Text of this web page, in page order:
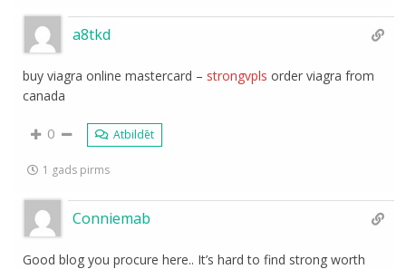
a8tkd
buy viagra online mastercard – strongvpls order viagra from
canada
0 Atbildēt
1 gads pirms
Conniemab
Good blog you procure here.. It’s hard to find strong worth